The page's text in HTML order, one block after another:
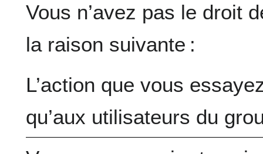
Vous n’avez pas le droit
la raison suivante :
L’action que vous
qu’aux utilisateurs du